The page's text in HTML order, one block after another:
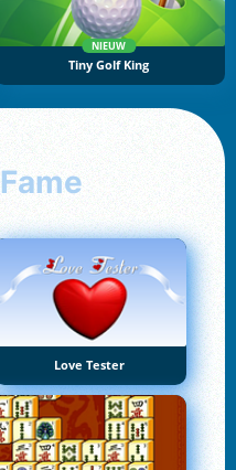
NIEUW
Tiny Golf King
Fame
Love Tester